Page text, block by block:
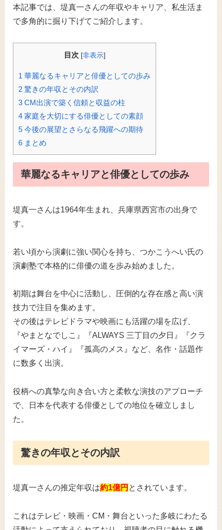
本記事では、堤真一さんの年収やキャリア、私生活ま
で多角的に掘り下げてご紹介します。
目次 [非表示]
1 華麗なるキャリアと俳優としての歩み
2 驚きの年収とその内訳
3 CM出演で築く信頼と収益の柱
4 家庭を大切にする俳優としての素顔
5 今後の展望とさらなる飛躍への期待
6 まとめ
華麗なるキャリアと俳優としての歩み
堤真一さんは1964年生まれ、兵庫県西宮市の出身で
す。
若い頃から演劇に強い関心を持ち、つかこうへい氏の
演劇塾で本格的に俳優の道を歩み始めました。
初期は舞台を中心に活動し、圧倒的な存在感と高い演
技力で注目を集めます。
その後はテレビドラマや映画にも活躍の場を広げ、
『やまとなでしこ』『ALWAYS 三丁目の夕日』『クラ
イマーズ・ハイ』『孤高のメス』など、名作・話題作
に数多く出演。
役柄への真摯な向き合い方と柔軟な演技のアプローチ
で、日本を代表する俳優としての地位を確立しまし
た。
驚きの年収とその内訳
堤真一さんの推定年収は約1億円 とされています。
これはテレビ・映画・CM・舞台といった多岐にわたる